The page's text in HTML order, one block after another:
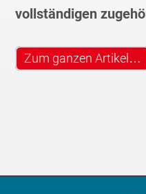
vollständigen
Zum ganzen Artikel…